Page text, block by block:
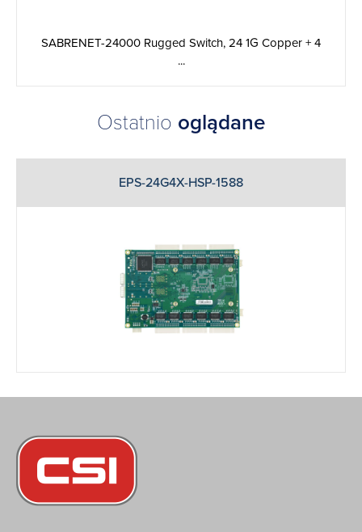
SABRENET-24000 Rugged Switch, 24 1G Copper + 4
...
Ostatnio oglądane
EPS-24G4X-HSP-1588